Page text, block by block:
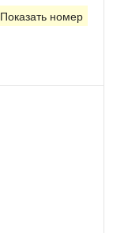
Показать номер